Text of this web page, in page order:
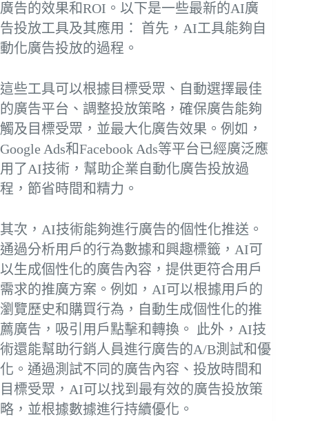
廣告的效果和ROI。以下是一些最新的AI廣
告投放工具及其應用： 首先，AI工具能夠自
動化廣告投放的過程。
這些工具可以根據目標受眾、自動選擇最佳
的廣告平台、調整投放策略，確保廣告能夠
觸及目標受眾，並最大化廣告效果。例如，
Google Ads和Facebook Ads等平台已經廣泛應
用了AI技術，幫助企業自動化廣告投放過
程，節省時間和精力。
其次，AI技術能夠進行廣告的個性化推送。
通過分析用戶的行為數據和興趣標籤，AI可
以生成個性化的廣告內容，提供更符合用戶
需求的推廣方案。例如，AI可以根據用戶的
瀏覽歷史和購買行為，自動生成個性化的推
薦廣告，吸引用戶點擊和轉換。 此外，AI技
術還能幫助行銷人員進行廣告的A/B測試和優
化。通過測試不同的廣告內容、投放時間和
目標受眾，AI可以找到最有效的廣告投放策
略，並根據數據進行持續優化。